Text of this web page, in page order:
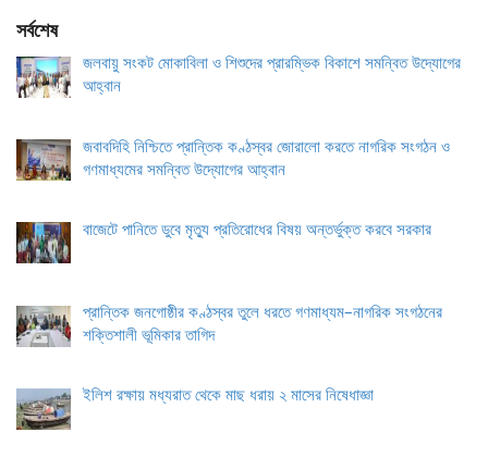
সর্বশেষ
জলবায়ু সংকট মোকাবিলা ও শিশুদের প্রারম্ভিক বিকাশে সমন্বিত উদ্যোগের
আহ্বান
জবাবদিহি নিশ্চিতে প্রান্তিক কণ্ঠস্বর জোরালো করতে নাগরিক সংগঠন ও
গণমাধ্যমের সমন্বিত উদ্যোগের আহ্বান
বাজেটে পানিতে ডুবে মৃত্যু প্রতিরোধের বিষয় অন্তর্ভুক্ত করবে সরকার
প্রান্তিক জনগোষ্ঠীর কণ্ঠস্বর তুলে ধরতে গণমাধ্যম–নাগরিক সংগঠনের
শক্তিশালী ভূমিকার তাগিদ
ইলিশ রক্ষায় মধ্যরাত থেকে মাছ ধরায় ২ মাসের নিষেধাজ্ঞা